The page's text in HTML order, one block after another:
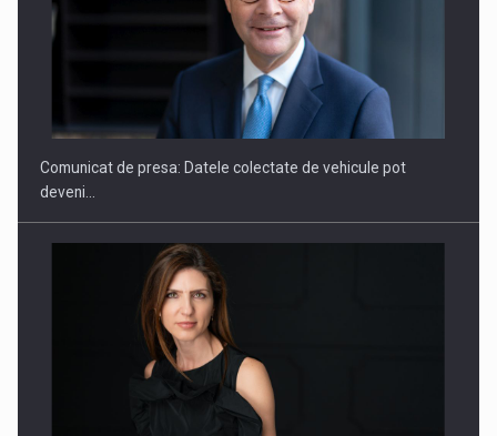
SAPTE PERSONALITATI DIN MEDIUL DE AFACERI, ACADEMIC
Hard Enduro Piatra Craiului 2026, fueled by benzinariile RO…
Comunicat de presa: Datele colectate de vehicule pot
deveni…